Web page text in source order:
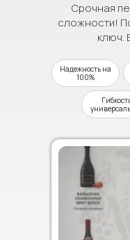
Срочная
сложности!
ключ.
Надежность на
100%